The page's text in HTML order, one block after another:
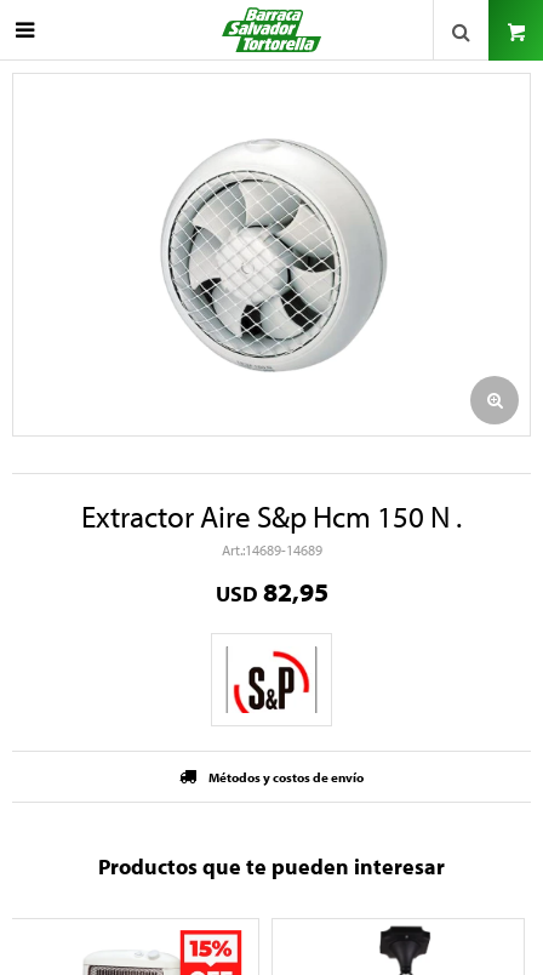

Extractor Aire S&p Hcm 150 N .
14689-14689
USD 82,95
Métodos y costos de envío
Productos que te pueden interesar